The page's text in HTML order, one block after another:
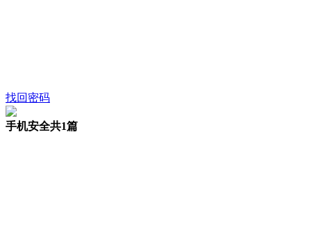
找回密码
手机安全共1篇